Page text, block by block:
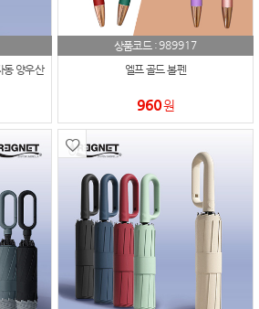
동 양우산
상품코드 :989917
엘프 골드 볼펜
960원